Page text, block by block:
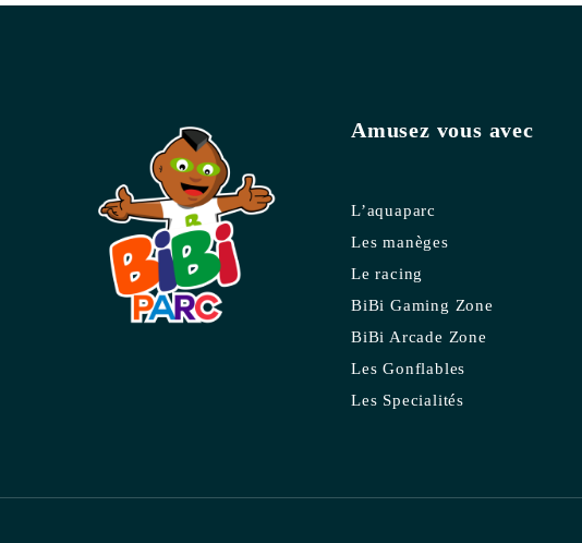
Amusez vous avec
L’aquaparc
Les manèges
Le racing
BiBi Gaming Zone
BiBi Arcade Zone
Les Gonflables
Les Specialités